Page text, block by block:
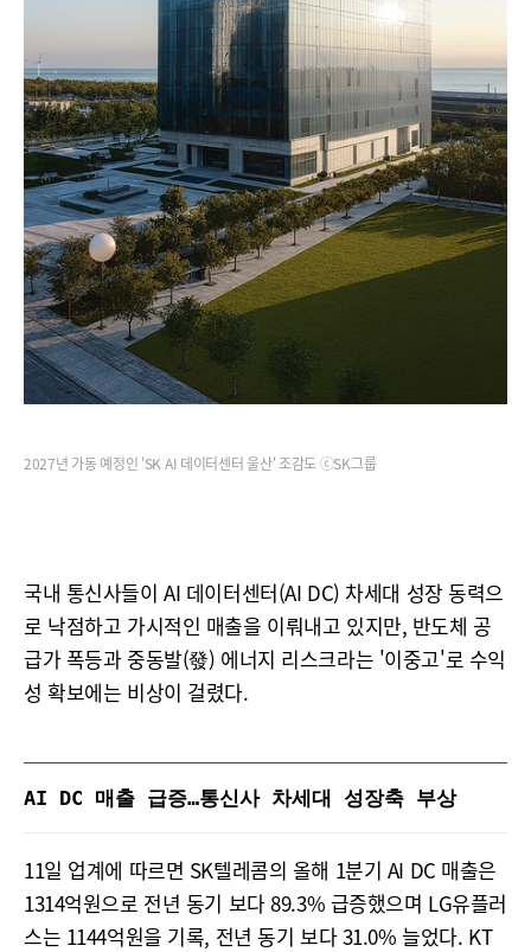
2027년 가동 예정인 'SK AI 데이터센터 울산' 조감도 ⓒSK그룹
국내 통신사들이 AI 데이터센터(AI DC) 차세대 성장 동력으
로 낙점하고 가시적인 매출을 이뤄내고 있지만, 반도체 공
급가 폭등과 중동발(發) 에너지 리스크라는 '이중고'로 수익
성 확보에는 비상이 걸렸다.
AI DC 매출 급증…통신사 차세대 성장축 부상
11일 업계에 따르면 SK텔레콤의 올해 1분기 AI DC 매출은
1314억원으로 전년 동기 보다 89.3% 급증했으며 LG유플러
스는 1144억원을 기록, 전년 동기 보다 31.0% 늘었다. KT